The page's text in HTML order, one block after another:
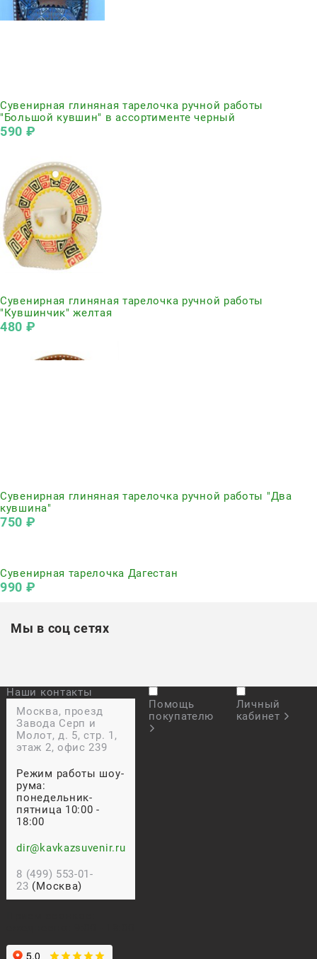
Сувенирная глиняная тарелочка ручной работы
"Большой кувшин" в ассортименте черный
590 ₽
Сувенирная глиняная тарелочка ручной работы
"Кувшинчик" желтая
480 ₽
Сувенирная глиняная тарелочка ручной работы "Два
кувшина"
750 ₽
Сувенирная тарелочка Дагестан
990 ₽
Мы в соц сетях
Наши контакты
Москва, проезд
Завода Серп и
Молот, д. 5, стр. 1,
этаж 2, офис 239
Режим работы шоу-
рума:
понедельник-
пятница 10:00 -
18:00
dir@kavkazsuvenir.ru
8 (499) 553-01-
23 (Москва)
Помощь
покупателю
Личный
кабинет